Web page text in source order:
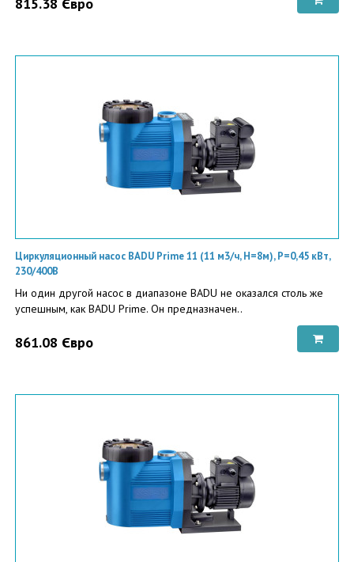
Циркуляционный насос BADU Prime 11 (11 м3/ч, Н=8м), P=0,45 кВт,
230/400В
Ни один другой насос в диапазоне BADU не оказался столь же
успешным, как BADU Prime. Он предназначен..
861.08 Євро